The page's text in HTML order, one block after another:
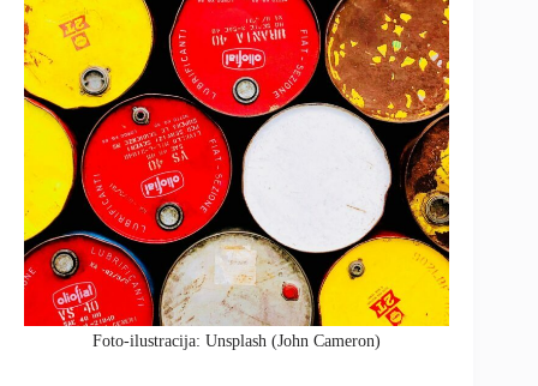
Foto-ilustracija: Unsplash (John Cameron)